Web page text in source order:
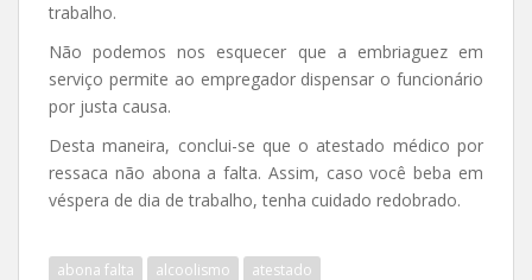
trabalho.
Não podemos nos esquecer que a embriaguez em
serviço permite ao empregador dispensar o funcionário
por justa causa.
Desta maneira, conclui-se que o atestado médico por
ressaca não abona a falta. Assim, caso você beba em
véspera de dia de trabalho, tenha cuidado redobrado.
abona falta alcoolismo
atestado